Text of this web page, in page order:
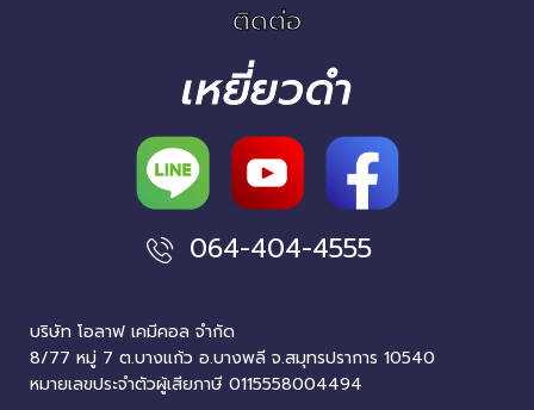
ติดต่อ
เหยี่ยวดำ
064-404-4555
บริษัท โอลาฟ เคมีคอล จำกัด
8/77 หมู่ 7 ต.บางแก้ว อ.บางพลี จ.สมุทรปราการ 10540
หมายเลขประจำตัวผู้เสียภาษี 0115558004494